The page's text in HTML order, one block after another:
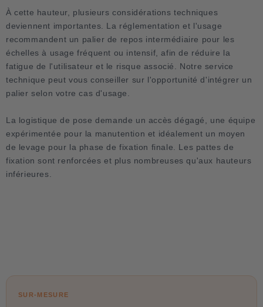
À cette hauteur, plusieurs considérations techniques
deviennent importantes. La réglementation et l'usage
recommandent un palier de repos intermédiaire pour les
échelles à usage fréquent ou intensif, afin de réduire la
fatigue de l'utilisateur et le risque associé. Notre service
technique peut vous conseiller sur l'opportunité d'intégrer un
palier selon votre cas d'usage.
La logistique de pose demande un accès dégagé, une équipe
expérimentée pour la manutention et idéalement un moyen
de levage pour la phase de fixation finale. Les pattes de
fixation sont renforcées et plus nombreuses qu'aux hauteurs
inférieures.
SUR-MESURE